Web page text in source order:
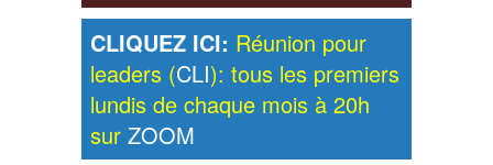
CLIQUEZ ICI: Réunion pour
leaders (CLI): tous les premiers
lundis de chaque mois à 20h
sur ZOOM